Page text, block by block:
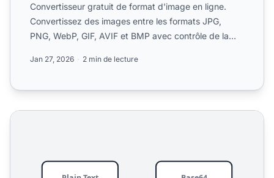
Convertisseur gratuit de format d'image en ligne.
Convertissez des images entre les formats JPG,
PNG, WebP, GIF, AVIF et BMP avec contrôle de la
Jan 27, 2026 2 min de lecture
Encodeur Décodeur Base64 - Encoder et Décoder en